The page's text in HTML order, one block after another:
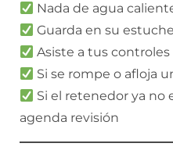
Nada de agua
Guarda en su
Asiste a tus controles
Si se rompe o afloja
Si el retenedor ya no
agenda revisión